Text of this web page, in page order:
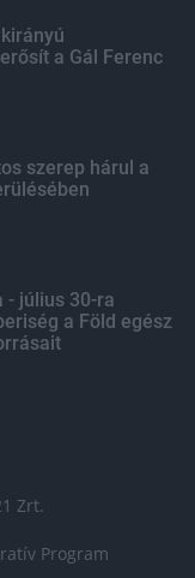
a Gál Ferenc
szerep hárul a
- július 30-ra
a Föld egész
Zrt.
Program